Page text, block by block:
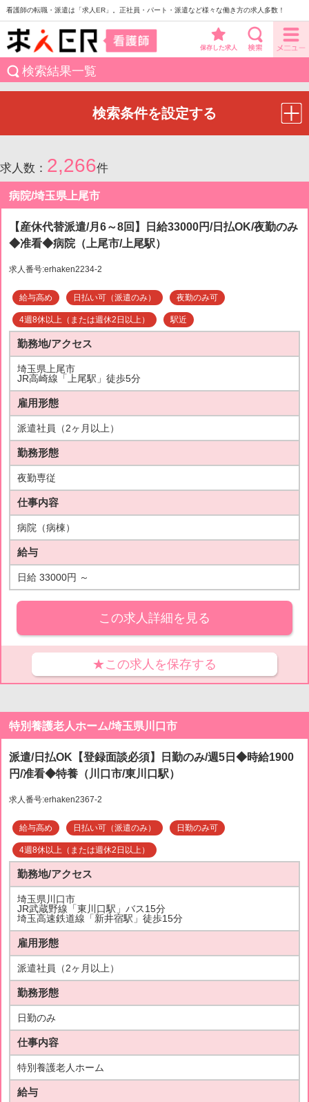
看護師の転職・派遣は「求人ER」。正社員・パート・派遣など様々な働き方の求人多数！
保存した求人
検索結果一覧
検索条件を設定する
求人数： 2,266件
病院/埼玉県上尾市
【産休代替派遣/月6～8回】日給33000円/日払OK/夜勤のみ
◆准看◆病院（上尾市/上尾駅）
求人番号:erhaken2234-2
給与高め 日払い可（派遣のみ） 夜勤のみ可
4週8休以上（または週休2日以上） 駅近
勤務地/アクセス
埼玉県上尾市
JR高崎線「上尾駅」徒歩5分
雇用形態
派遣社員（2ヶ月以上）
勤務形態
夜勤専従
仕事内容
病院（病棟）
給与
日給 33000円 ～
この求人詳細を見る
★この求人を保存する
特別養護老人ホーム/埼玉県川口市
派遣/日払OK【登録面談必須】日勤のみ/週5日◆時給1900
円/准看◆特養（川口市/東川口駅）
求人番号:erhaken2367-2
給与高め 日払い可（派遣のみ） 日勤のみ可
4週8休以上（または週休2日以上）
勤務地/アクセス
埼玉県川口市
JR武蔵野線「東川口駅」バス15分
埼玉高速鉄道線「新井宿駅」徒歩15分
雇用形態
派遣社員（2ヶ月以上）
勤務形態
日勤のみ
仕事内容
特別養護老人ホーム
給与